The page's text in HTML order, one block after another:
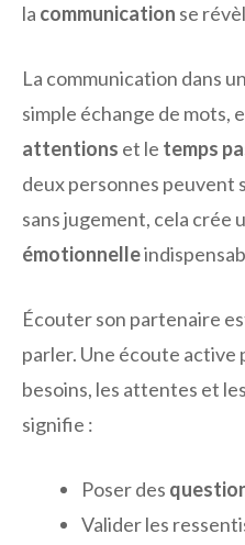
la communication se
La communication dans
simple échange de mots,
attentions et le temps
deux personnes peuvent
sans jugement, cela crée
émotionnelle
Écouter son partenaire
parler. Une écoute active
besoins, les attentes et
signifie :
Poser des
Valider les